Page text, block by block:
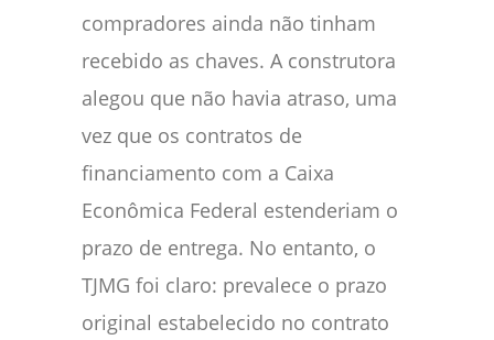
compradores ainda não tinham
recebido as chaves. A construtora
alegou que não havia atraso, uma
vez que os contratos de
financiamento com a Caixa
Econômica Federal estenderiam o
prazo de entrega. No entanto, o
TJMG foi claro: prevalece o prazo
original estabelecido no contrato